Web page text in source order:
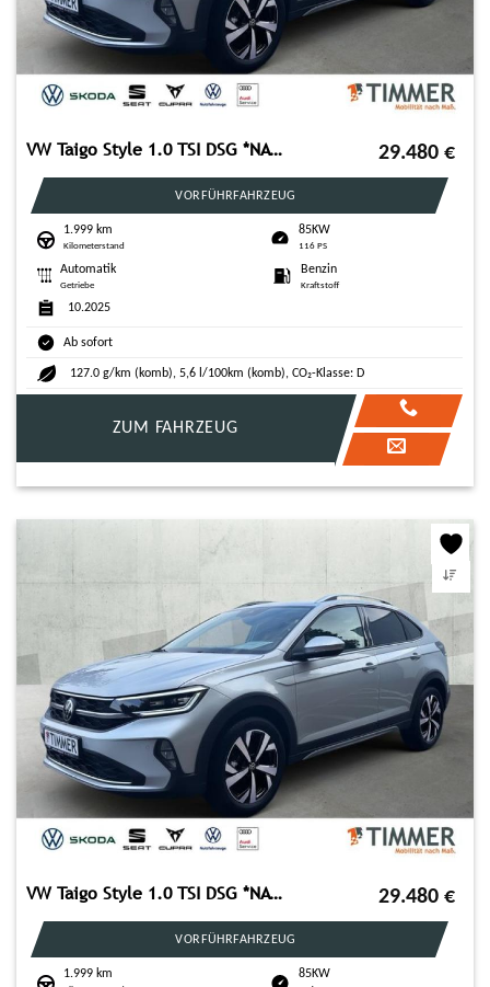
VW Taigo Style 1.0 TSI DSG *NAVI*AIRCARE*GANZJAHRES 29.480 €
VORFÜHRFAHRZEUG
1.999 km
Kilometerstand
85KW
116 PS
Automatik
Getriebe
Benzin
Kraftstoff
10.2025
Ab sofort
127.0 g/km (komb), 5,6 l/100km (komb), CO₂-Klasse: D
ZUM FAHRZEUG
VW Taigo Style 1.0 TSI DSG *NAVI*IQ.DRIVE*GANZJAHRE 29.480 €
VORFÜHRFAHRZEUG
1.999 km 85KW